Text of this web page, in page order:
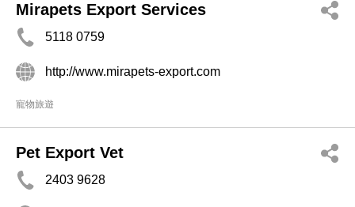
Mirapets Export Services
5118 0759
http://www.mirapets-export.com
寵物旅遊
Pet Export Vet
2403 9628